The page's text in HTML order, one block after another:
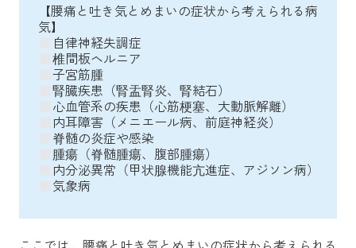
【腰痛と吐き気とめまいの症状から考えられる病
気】
自律神経失調症
椎間板ヘルニア
子宮筋腫
腎臓疾患（腎盂腎炎、腎結石）
心血管系の疾患（心筋梗塞、大動脈解離）
内耳障害（メニエール病、前庭神経炎）
脊髄の炎症や感染
腫瘍（脊髄腫瘍、腹部腫瘍）
内分泌異常（甲状腺機能亢進症、アジソン病）
気象病